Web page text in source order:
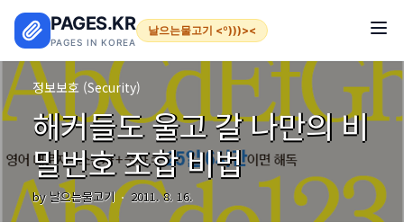
PAGES.KR
PAGES IN KOREA
날으는물고기 <º)))><
정보보호 (Security)
해커들도 울고 갈 나만의 비
밀번호 조합 비법
by 날으는물고기 2011. 8. 16.